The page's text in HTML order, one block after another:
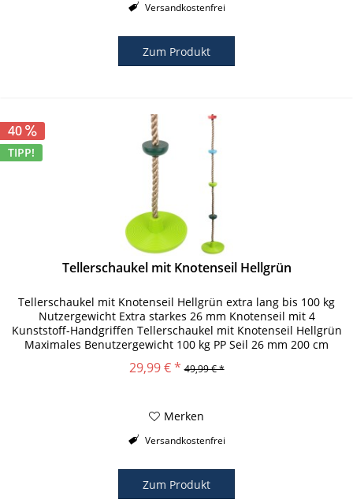
Versandkostenfrei
Zum Produkt
40
TIPP!
Tellerschaukel mit Knotenseil Hellgrün
Tellerschaukel mit Knotenseil Hellgrün extra lang bis 100 kg
Nutzergewicht Extra starkes 26 mm Knotenseil mit 4
Kunststoff-Handgriffen Tellerschaukel mit Knotenseil Hellgrün
Maximales Benutzergewicht 100 kg PP Seil 26 mm 200 cm
Abmessung...
29,99 € * 49,99 € *
Merken
Versandkostenfrei
Zum Produkt